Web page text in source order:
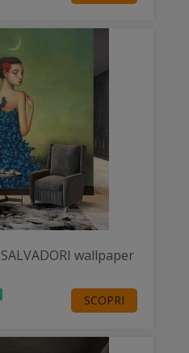
wallpaper
SCOPRI